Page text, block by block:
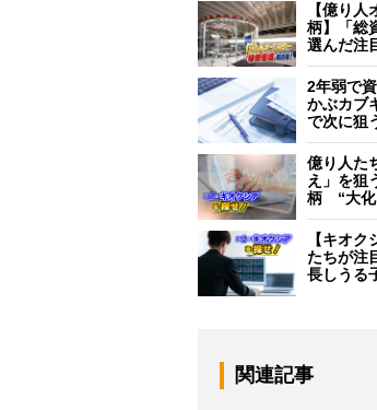
【億り
柄】「総
選んだ注
2年弱で
かぶカブ
で次に狙
億り人た
え」を狙
柄 “大化
【キオ
たちが注
長しうる
関連記事